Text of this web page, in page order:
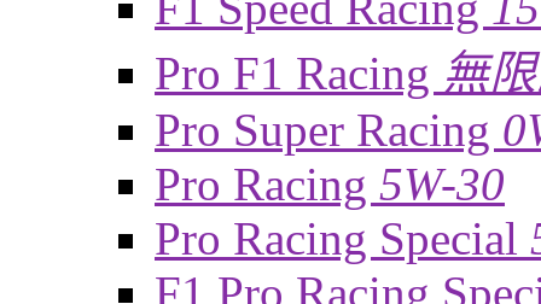
Pro F1 Racing 無
Pro Super Racing
Pro Racing 5W-30
Pro Racing Special
F1 Pro Racing